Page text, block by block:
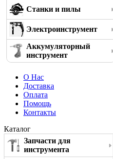
Станки и пилы
Электроинструмент
Аккумуляторный
инструмент
О Нас
Доставка
Оплата
Помощь
Контакты
Каталог
Запчасти для
инструмента